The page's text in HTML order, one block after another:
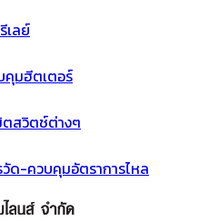
เลย์
มฮีตเตอร์
ตสวิตช์ต่างๆ
ด-ควบคุมอัตราการไหล